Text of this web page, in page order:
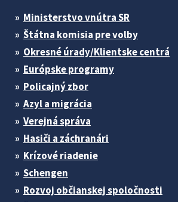
Ministerstvo vnútra SR
Štátna komisia pre volby
Okresné úrady/Klientske centrá
Európske programy
Policajný zbor
Azyl a migrácia
Verejná správa
Hasiči a záchranári
Krízové riadenie
Schengen
Rozvoj občianskej spoločnosti